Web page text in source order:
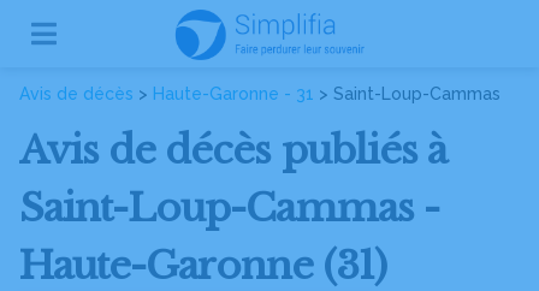
Avis de décès > Haute-Garonne - 31 > Saint-Loup-Cammas
Avis de décès publiés à
Saint-Loup-Cammas -
Haute-Garonne (31)